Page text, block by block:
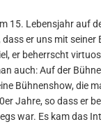
15. Lebensjahr auf
er uns mit
er beherrscht
auch: Auf der
Bühnenshow, die
Jahre, so dass er
war. Es kam das
HR-Band,
führte. Inzwischen
Clarke, Laith Al
auf der Bühne. Egal,
– Frowin